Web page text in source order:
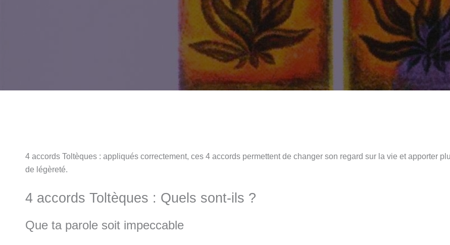
4 accords Toltèques : appliqués correctement, ces 4 accords permettent de changer son regard sur la vie et apporter
de légèreté.
4 accords Toltèques : Quels sont-ils ?
Que ta parole soit impeccable